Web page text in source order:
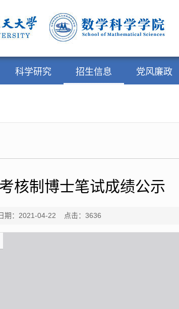
科学研究 招生信息 党风廉政
核制博士笔试成绩公示
期：2021-04-22 点击： 3636